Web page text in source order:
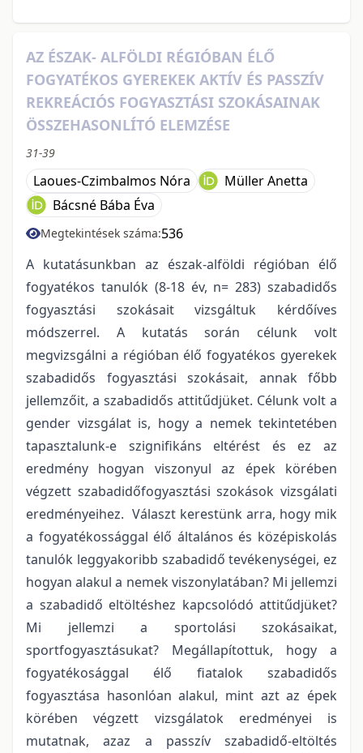
AZ ÉSZAK- ALFÖLDI RÉGIÓBAN ÉLŐ
FOGYATÉKOS GYEREKEK AKTÍV ÉS PASSZÍV
REKREÁCIÓS FOGYASZTÁSI SZOKÁSAINAK
ÖSSZEHASONLÍTÓ ELEMZÉSE
31-39
Laoues-Czimbalmos Nóra
Müller Anetta
Bácsné Bába Éva
Megtekintések száma:536
A kutatásunkban az észak-alföldi régióban élő
fogyatékos tanulók (8-18 év, n= 283) szabadidős
fogyasztási szokásait vizsgáltuk kérdőíves
módszerrel. A kutatás során célunk volt
megvizsgálni a régióban élő fogyatékos gyerekek
szabadidős fogyasztási szokásait, annak főbb
jellemzőit, a szabadidős attitűdjüket. Célunk volt a
gender vizsgálat is, hogy a nemek tekintetében
tapasztalunk-e szignifikáns eltérést és ez az
eredmény hogyan viszonyul az épek körében
végzett szabadidőfogyasztási szokások vizsgálati
eredményeihez. Választ kerestünk arra, hogy mik
a fogyatékossággal élő általános és középiskolás
tanulók leggyakoribb szabadidő tevékenységei, ez
hogyan alakul a nemek viszonylatában? Mi jellemzi
a szabadidő eltöltéshez kapcsolódó attitűdjüket?
Mi jellemzi a sportolási szokásaikat,
sportfogyasztásukat? Megállapítottuk, hogy a
fogyatékosággal élő fiatalok szabadidős
fogyasztása hasonlóan alakul, mint azt az épek
körében végzett vizsgálatok eredményei is
mutatnak, azaz a passzív szabadidő-eltöltés